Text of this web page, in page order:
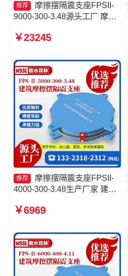
推荐
摩擦摆隔震支座FPSII-
9000-300-3.48源头工厂 摩擦
3.48生产厂家 建筑摩擦摆隔隔
座FPSII-6000-300-3.48源头
工厂
￥23245
推荐
摩擦摆隔震支座FPSII-
4000-300-3.48生产厂家 建筑
筑隔震支座 隔震支座FPS-
￥6969